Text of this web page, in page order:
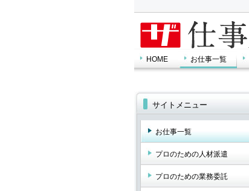
HOME お仕事一覧
サイトメニュー
お仕事一覧
プロのための人材派遣
プロのための業務委託